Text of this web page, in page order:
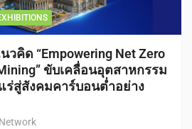
วคิด “Empowering Net Zero
ขับเคลื่อนอุตสาหกรรม
ร่สู่สังคมคาร์บอนต่ำอย่าง